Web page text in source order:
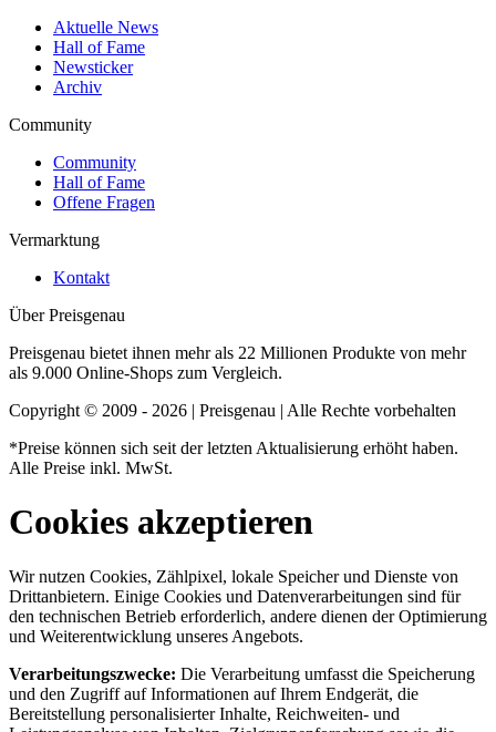
Aktuelle News
Hall of Fame
Newsticker
Archiv
Community
Community
Hall of Fame
Offene Fragen
Vermarktung
Kontakt
Über Preisgenau
Preisgenau bietet ihnen mehr als 22 Millionen Produkte von mehr
als 9.000 Online-Shops zum Vergleich.
Copyright © 2009 - 2026 | Preisgenau | Alle Rechte vorbehalten
*Preise können sich seit der letzten Aktualisierung erhöht haben.
Alle Preise inkl. MwSt.
Cookies akzeptieren
Wir nutzen Cookies, Zählpixel, lokale Speicher und Dienste von
Drittanbietern. Einige Cookies und Datenverarbeitungen sind für
den technischen Betrieb erforderlich, andere dienen der Optimierung
und Weiterentwicklung unseres Angebots.
Verarbeitungszwecke: Die Verarbeitung umfasst die Speicherung
und den Zugriff auf Informationen auf Ihrem Endgerät, die
Bereitstellung personalisierter Inhalte, Reichweiten- und